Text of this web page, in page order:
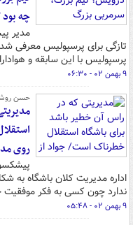
چه
مدیر
تازگی برای پرسپولیس معرفی
پرسپولیس با این سابقه و
۹ بهمن ۰۲ - ۰۶:۳۰
حسن
روی
اداره مدیریت کلان باشگاه به
ندارد چون کسی به فکر موفقیت
۹ بهمن ۰۲ - ۰۵:۴۸